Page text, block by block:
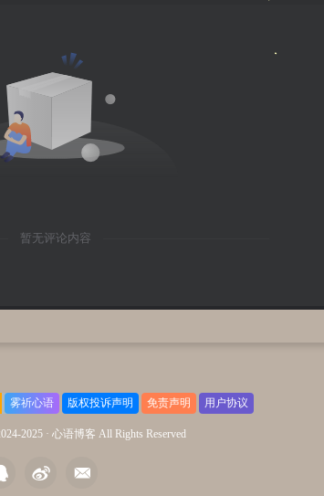
暂无评论内容
雾祈心语 版权投诉声明 免责声明 用户协议
2025 · 心语博客 All Rights Reserved